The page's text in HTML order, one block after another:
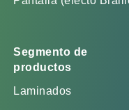
Segmento de
productos
Laminados